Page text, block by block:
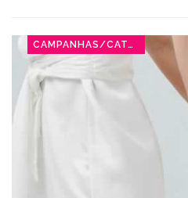
CAMPANHAS/CATÁLOGOS